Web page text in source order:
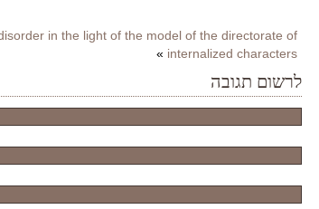
in the light of the model of the directorate of
internalized characters
»
לרשום תגובה